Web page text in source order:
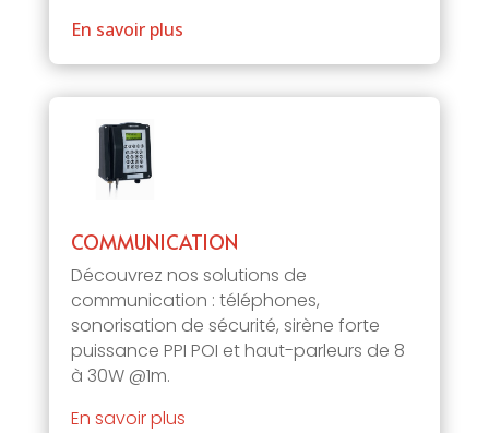
En savoir plus
COMMUNICATION
Découvrez nos solutions de
communication : téléphones,
sonorisation de sécurité, sirène forte
puissance PPI POI et haut-parleurs de 8
à 30W @1m.
En savoir plus